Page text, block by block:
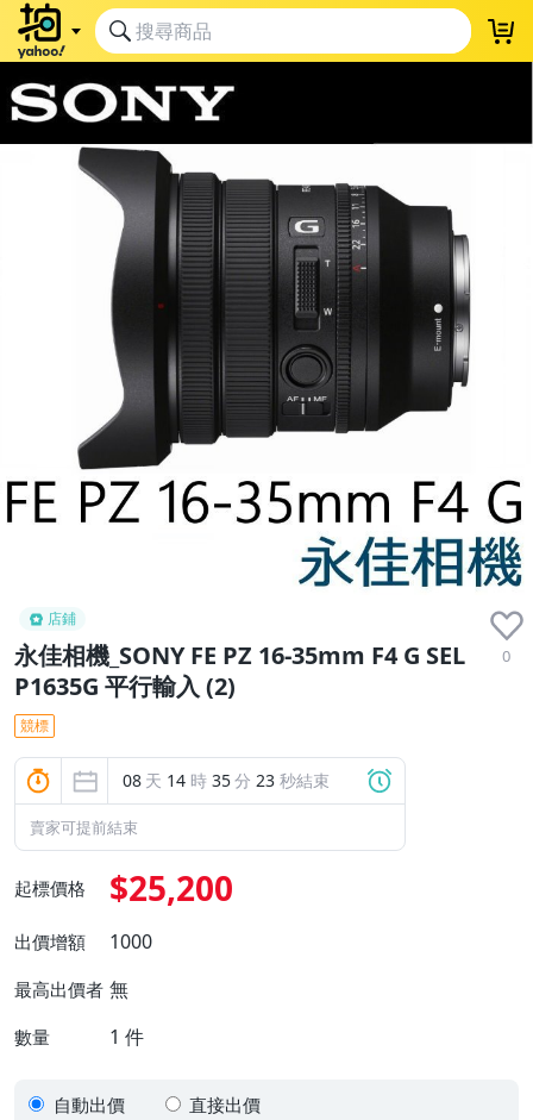
店鋪
永佳相機_SONY FE PZ 16-35mm F4 G SEL
P1635G 平行輸入 (2)
0
競標
08 天 14 時 35分 22 秒結束
賣家可提前結束
起標價格 $25,200
出價增額 1000
最高出價者 無
數量 1 件
自動出價 直接出價